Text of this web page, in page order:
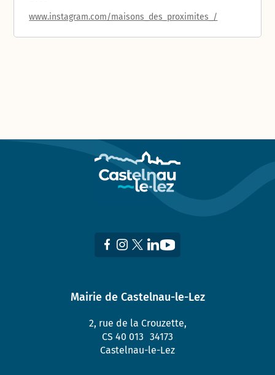
www.instagram.com/maisons_des_proximites_/
Mairie de Castelnau-le-Lez
2, rue de la Crouzette,
CS 40 013 34173
Castelnau-le-Lez